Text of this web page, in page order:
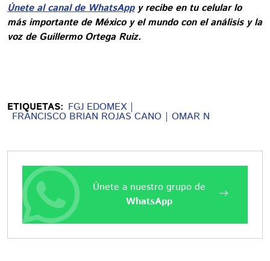
Únete al canal de WhatsAppy recibe en tu celular lo
más importante de México y el mundo con el análisis y la
voz de Guillermo Ortega Ruiz.
ETIQUETAS: FGJ EDOMEX
FRANCISCO BRIAN ROJAS CANO OMAR N
Únete a nuestro grupo de
WhatsApp